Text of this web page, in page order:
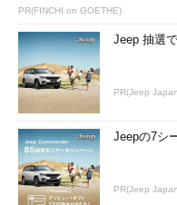
PR(FINCHI on GOETHE)
Jeep 抽選
PR(Jeep
Jeepの7シ
PR(Jeep